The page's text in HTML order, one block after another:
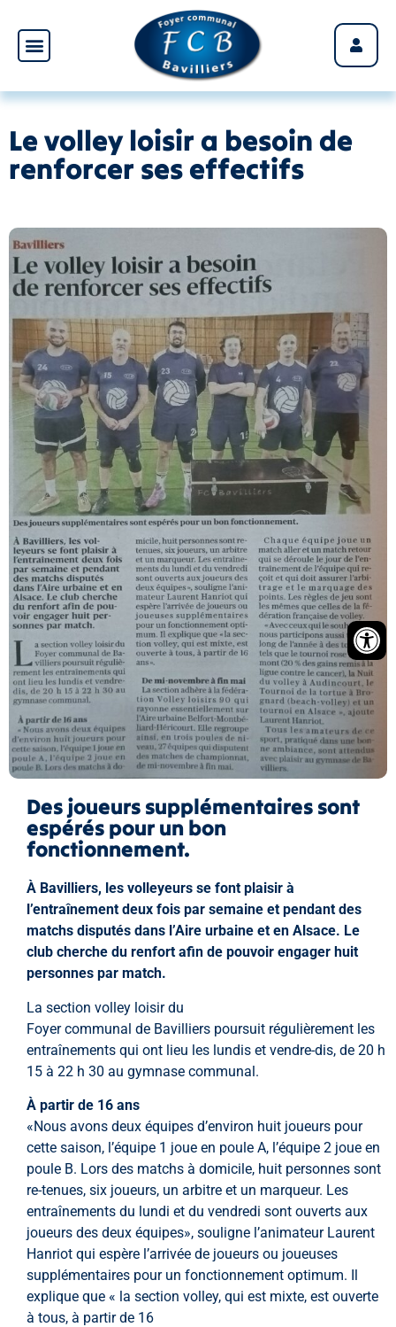
Le volley loisir a besoin de
renforcer ses effectifs
Des joueurs supplémentaires sont
espérés pour un bon
fonctionnement.
À Bavilliers, les volleyeurs se font plaisir à
l’entraînement deux fois par semaine et pendant des
matchs disputés dans l’Aire urbaine et en Alsace. Le
club cherche du renfort afin de pouvoir engager huit
personnes par match.
La section volley loisir du
Foyer communal de Bavilliers poursuit régulièrement les
entraînements qui ont lieu les lundis et vendre-dis, de 20 h
15 à 22 h 30 au gymnase communal.
À partir de 16 ans
«Nous avons deux équipes d’environ huit joueurs pour
cette saison, l’équipe 1 joue en poule A, l’équipe 2 joue en
poule B. Lors des matchs à domicile, huit personnes sont
re-tenues, six joueurs, un arbitre et un marqueur. Les
entraînements du lundi et du vendredi sont ouverts aux
joueurs des deux équipes», souligne l’animateur Laurent
Hanriot qui espère l’arrivée de joueurs ou joueuses
supplémentaires pour un fonctionnement optimum. Il
explique que « la section volley, qui est mixte, est ouverte
à tous, à partir de 16
Panneau de gestion des cookies